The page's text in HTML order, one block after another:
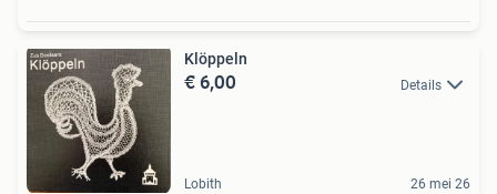
Klöppeln
€ 6,00 Details
Lobith 26 mei 26